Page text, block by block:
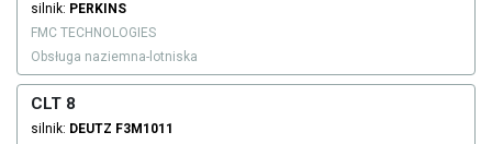
silnik: PERKINS
FMC TECHNOLOGIES
Obsługa naziemna-lotniska
CLT 8
silnik: DEUTZ F3M1011